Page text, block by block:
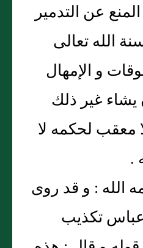
عن التدمير
الله تعالى
و الإمهال
يشاء غير ذلك
معقب لحكمه لا
.
الله : و قد روى
تكذيب